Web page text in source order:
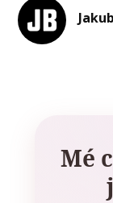
Jakub
Mé